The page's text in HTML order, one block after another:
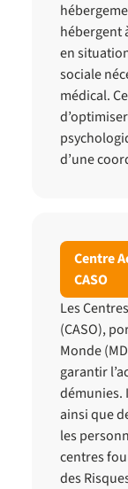
hébergent
en
sociale
médical.
d’une
Centre
CASO
Les
(CASO),
Monde
garantir
démunies.
ainsi que
les
centres
des